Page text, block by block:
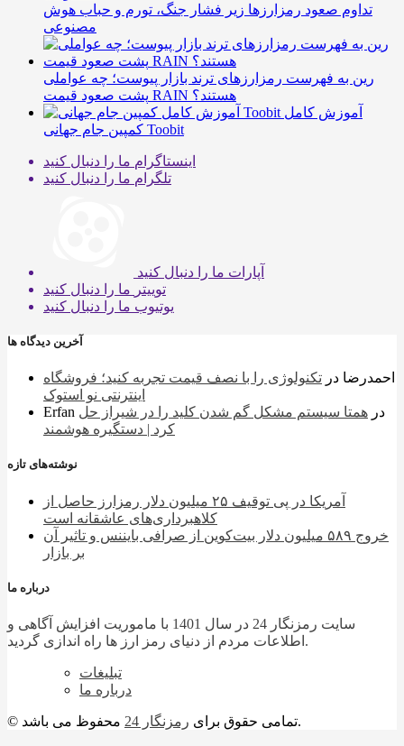
تداوم صعود رمزارزها زیر فشار جنگ، تورم و حباب هوش
مصنوعی
رین به فهرست رمزارزهای ترند بازار پیوست؛ چه عواملی
پشت صعود قیمت RAIN هستند؟
آموزش کامل
کمپین جام جهانی Toobit
اینستاگرام ما را دنبال کنید
تلگرام ما را دنبال کنید
آپارات ما را دنبال کنید
توییتر ما را دنبال کنید
یوتیوب ما را دنبال کنید
آخرین دیدگاه ها
احمدرضا در تکنولوژی را با نصف قیمت تجربه کنید؛ فروشگاه
اینترنتی نو استوک
Erfan
در همتا سیستم مشکل گم شدن کلید را در شیراز حل
کرد | دستگیره هوشمند
نوشته‌های تازه
آمریکا در پی توقیف ۲۵ میلیون دلار رمزارز حاصل از
کلاهبرداری‌های عاشقانه است
خروج ۵۸۹ میلیون دلار بیت‌کوین از صرافی بایننس و تاثیر آن
بر بازار
درباره ما
سایت رمزنگار 24 در سال 1401 با ماموریت افزایش آگاهی و
اطلاعات مردم از دنیای رمز ارز ها راه اندازی گردید.
تبلیغات
درباره ما
© تمامی حقوق برای رمزنگار 24 محفوظ می باشد.